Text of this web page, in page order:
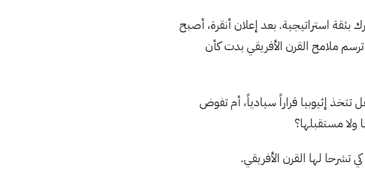
بثقة استراتيجية. بعد إعلان أنقرة، أصبح
ملامح القرن الأفريقي بدت كأن
إثيوبيا قراراً سيادياً، أم تفوض
مستقبلها؟
تشرحا لها القرن الأفريقي.